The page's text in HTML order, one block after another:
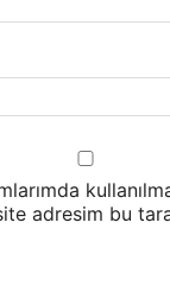
adresim bu